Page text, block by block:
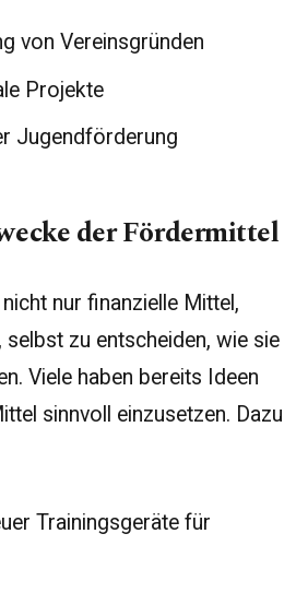
von Vereinsgründen
Projekte
Jugendförderung
der Fördermittel
nur finanzielle Mittel,
selbst zu entscheiden, wie sie
Viele haben bereits Ideen
sinnvoll einzusetzen. Dazu
Trainingsgeräte für